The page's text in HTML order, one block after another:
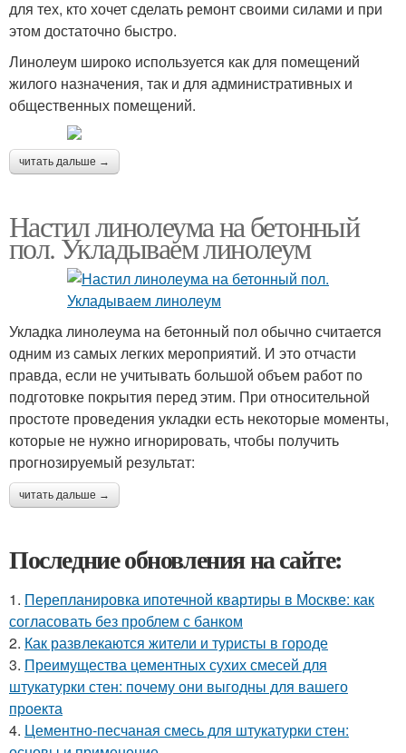
для тех, кто хочет сделать ремонт своими силами и при
этом достаточно быстро.
Линолеум широко используется как для помещений
жилого назначения, так и для административных и
общественных помещений.
читать дальше →
Настил линолеума на бетонный
пол. Укладываем линолеум
Укладка линолеума на бетонный пол обычно считается
одним из самых легких мероприятий. И это отчасти
правда, если не учитывать большой объем работ по
подготовке покрытия перед этим. При относительной
простоте проведения укладки есть некоторые моменты,
которые не нужно игнорировать, чтобы получить
прогнозируемый результат:
читать дальше →
Последние обновления на сайте:
1. Перепланировка ипотечной квартиры в Москве: как
согласовать без проблем с банком
2. Как развлекаются жители и туристы в городе
3. Преимущества цементных сухих смесей для
штукатурки стен: почему они выгодны для вашего
проекта
4. Цементно-песчаная смесь для штукатурки стен: